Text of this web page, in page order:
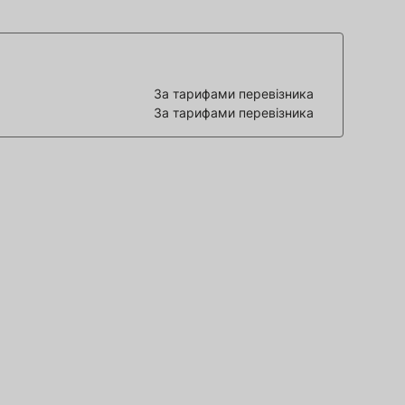
За тарифами перевізника
За тарифами перевізника